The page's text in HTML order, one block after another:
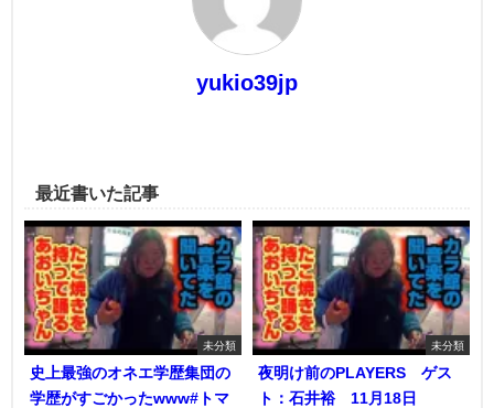
yukio39jp
最近書いた記事
未分類
史上最強のオネエ学歴集団の
学歴がすごかったwww#トマ
未分類
夜明け前のPLAYERS ゲス
ト：石井裕 11月18日